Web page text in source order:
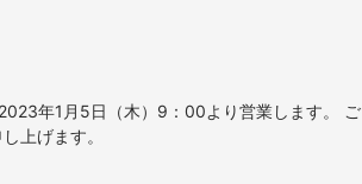
年1月5日（木）9：00より営業します。 ご
上げます。